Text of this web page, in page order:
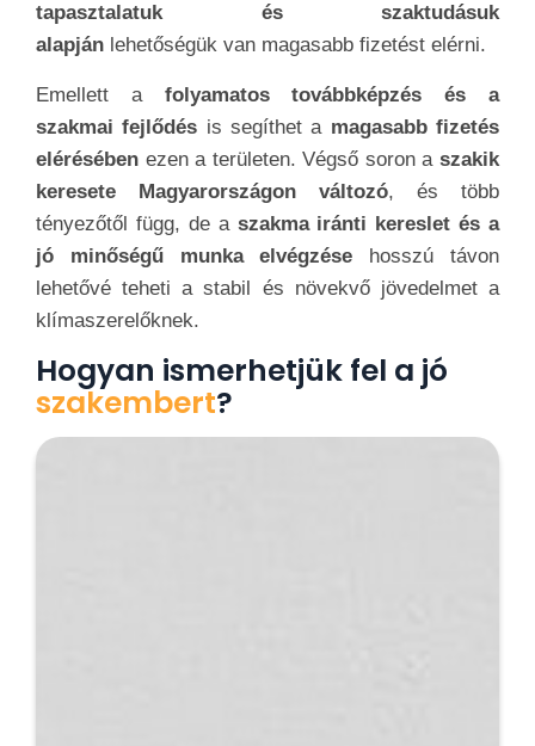
klímaszerelőknek.
Hogyan ismerhetjük fel a jó
szakembert?
A jó klímaszerelő szakemberkiválasztása
kulcsfontosságúahhoz, hogyhatékony és
biztonságos klímaberendezésttelepítsünk vagy
karbantartsunk. Ajó klímaszerelőnek
rendelkeznie kell megfelelő szakmai
képesítésekkel
és tanulmányokkal. Az
időben
eltöltött tapasztalat kulcsfontosságú
. Kérdezze
referenciákat korábbi ügyfeleitől.